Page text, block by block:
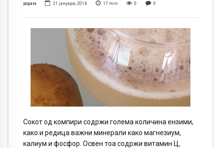
popara 21 јануари, 2014 17 min 0 0
Сокот од компири содржи голема количина ензими,
како и редица важни минерали како магнезиум,
калиум и фосфор. Освен тоа содржи витамин Ц,